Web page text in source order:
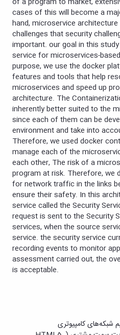
cases of this will become a
hand, microservice
challenges that security
important. our goal in this
service for microservices-
purpose, we use the docker
features and tools that help
microservices and speed up
architecture. The
inherently better suited to the
since each of them can be
environment and take into
Therefore, we used docker
manage each of the
each other, The risk of a
program at risk. Therefore, we
for network traffic in the links
ensure their safety. In this
service called the Security
request is sent to the Security
services, when the source
service. the security service
recording events to monitor
assessment carried out, the
is acceptable.